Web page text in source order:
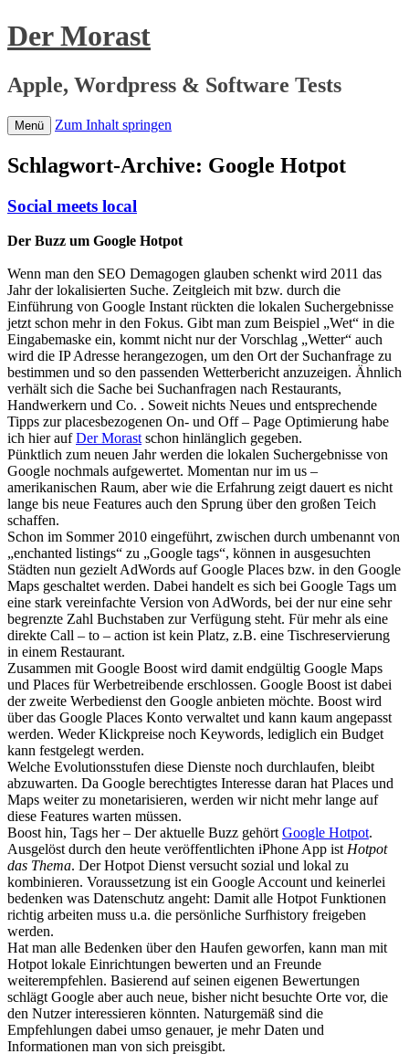
Der Morast
Apple, Wordpress & Software Tests
Menü Zum Inhalt springen
Schlagwort-Archive: Google Hotpot
Social meets local
Der Buzz um Google Hotpot
Wenn man den SEO Demagogen glauben schenkt wird 2011 das
Jahr der lokalisierten Suche. Zeitgleich mit bzw. durch die
Einführung von Google Instant rückten die lokalen Suchergebnisse
jetzt schon mehr in den Fokus. Gibt man zum Beispiel „Wet“ in die
Eingabemaske ein, kommt nicht nur der Vorschlag „Wetter“ auch
wird die IP Adresse herangezogen, um den Ort der Suchanfrage zu
bestimmen und so den passenden Wetterbericht anzuzeigen. Ähnlich
verhält sich die Sache bei Suchanfragen nach Restaurants,
Handwerkern und Co. . Soweit nichts Neues und entsprechende
Tipps zur placesbezogenen On- und Off – Page Optimierung habe
ich hier aufDer Morast schon hinlänglich gegeben.
Pünktlich zum neuen Jahr werden die lokalen Suchergebnisse von
Google nochmals aufgewertet. Momentan nur im us –
amerikanischen Raum, aber wie die Erfahrung zeigt dauert es nicht
lange bis neue Features auch den Sprung über den großen Teich
schaffen.
Schon im Sommer 2010 eingeführt, zwischen durch umbenannt von
„enchanted listings“ zu „Google tags“, können in ausgesuchten
Städten nun gezielt AdWords auf Google Places bzw. in den Google
Maps geschaltet werden. Dabei handelt es sich bei Google Tags um
eine stark vereinfachte Version von AdWords, bei der nur eine sehr
begrenzte Zahl Buchstaben zur Verfügung steht. Für mehr als eine
direkte Call – to – action ist kein Platz, z.B. eine Tischreservierung
in einem Restaurant.
Zusammen mit Google Boost wird damit endgültig Google Maps
und Places für Werbetreibende erschlossen. Google Boost ist dabei
der zweite Werbedienst den Google anbieten möchte. Boost wird
über das Google Places Konto verwaltet und kann kaum angepasst
werden. Weder Klickpreise noch Keywords, lediglich ein Budget
kann festgelegt werden.
Welche Evolutionsstufen diese Dienste noch durchlaufen, bleibt
abzuwarten. Da Google berechtigtes Interesse daran hat Places und
Maps weiter zu monetarisieren, werden wir nicht mehr lange auf
diese Features warten müssen.
Boost hin, Tags her – Der aktuelle Buzz gehört Google Hotpot.
Ausgelöst durch den heute veröffentlichten iPhone App ist Hotpot
das Thema. Der Hotpot Dienst versucht sozial und lokal zu
kombinieren. Voraussetzung ist ein Google Account und keinerlei
bedenken was Datenschutz angeht: Damit alle Hotpot Funktionen
richtig arbeiten muss u.a. die persönliche Surfhistory freigeben
werden.
Hat man alle Bedenken über den Haufen geworfen, kann man mit
Hotpot lokale Einrichtungen bewerten und an Freunde
weiterempfehlen. Basierend auf seinen eigenen Bewertungen
schlägt Google aber auch neue, bisher nicht besuchte Orte vor, die
den Nutzer interessieren könnten. Naturgemäß sind die
Empfehlungen dabei umso genauer, je mehr Daten und
Informationen man von sich preisgibt.